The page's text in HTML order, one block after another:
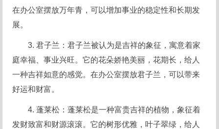
在办公室摆放万年青，可以增加事业的稳定性和长期发
展。
3. 君子兰：君子兰被认为是吉祥的象征，寓意着家
庭幸福、事业兴旺。它的花朵娇艳美丽，花期长，给人
一种吉祥如意的感觉。在办公室摆放君子兰，可以带来
好运和财富。
4. 蓬莱松：蓬莱松是一种富贵吉祥的植物，象征着
发财致富和财源滚滚。它的树形优雅，叶子翠绿，给人